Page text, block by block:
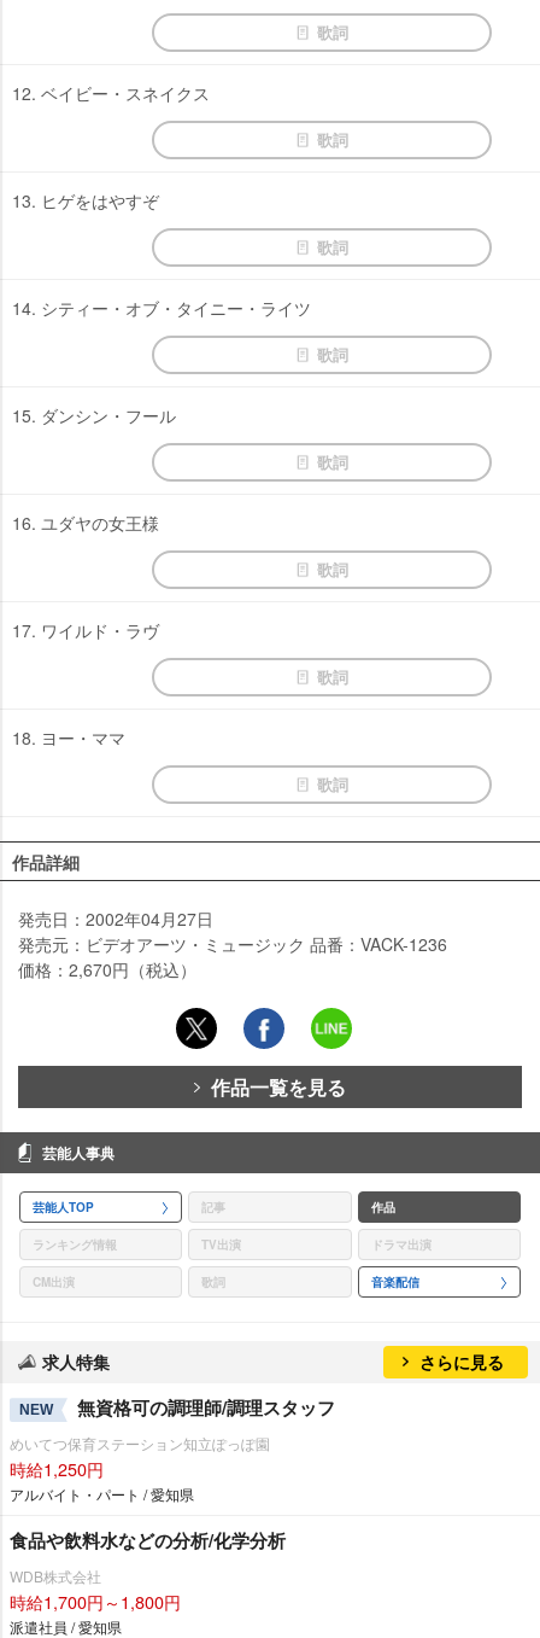
歌詞
12. ベイビー・スネイクス
歌詞
13. ヒゲをはやすぞ
歌詞
14. シティー・オブ・タイニー・ライツ
歌詞
15. ダンシン・フール
歌詞
16. ユダヤの女王様
歌詞
17. ワイルド・ラヴ
歌詞
18. ヨー・ママ
歌詞
作品詳細
発売日：2002年04月27日
発売元：ビデオアーツ・ミュージック 品番：VACK-1236
価格：2,670円（税込）
作品一覧を見る
芸能人事典
芸能人TOP 記事 作品
ランキング情報 TV出演 ドラマ出演
CM出演 歌詞 音楽配信
求人特集 さらに見る
NEW 無資格可の調理師/調理スタッフ
めいてつ保育ステーション知立ぽっぽ園
時給1,250円
アルバイト・パート / 愛知県
食品や飲料水などの分析/化学分析
WDB株式会社
時給1,700円～1,800円
派遣社員 / 愛知県